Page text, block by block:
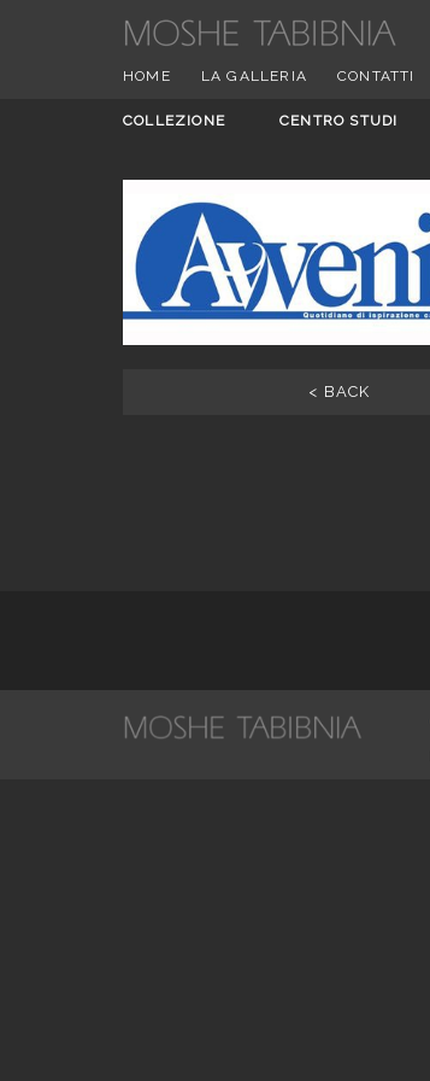
HOME LA GALLERIA CONTATTI
COLLEZIONE CENTRO STUDI
< BACK